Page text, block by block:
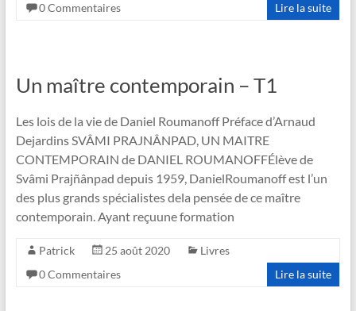
0 Commentaires
Lire la suite
Un maître contemporain – T1
Les lois de la vie de Daniel Roumanoff Préface d’Arnaud
Dejardins SVÂMI PRAJNÂNPAD, UN MAITRE
CONTEMPORAIN de DANIEL ROUMANOFFÉlève de
Svâmi Prajñânpad depuis 1959, DanielRoumanoff est l’un
des plus grands spécialistes dela pensée de ce maître
contemporain. Ayant reçuune formation
Patrick 25 août 2020
Livres
0 Commentaires
Lire la suite